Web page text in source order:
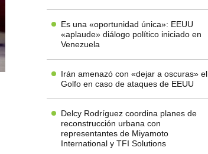
Es una «oportunidad única»: EEUU
«aplaude» diálogo político iniciado en
Venezuela
Irán amenazó con «dejar a oscuras» el
Golfo en caso de ataques de EEUU
Delcy Rodríguez coordina planes de
reconstrucción urbana con
representantes de Miyamoto
International y TFI Solutions